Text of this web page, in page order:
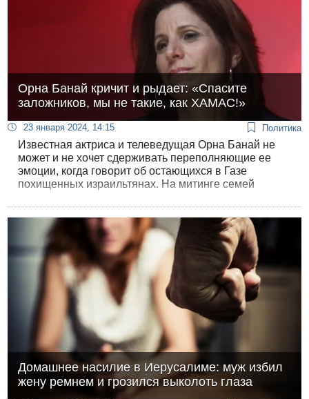
Орна Банай кричит и рыдает: «Спасите
заложников, мы не такие, как ХАМАС!»
23 января 2024, 14:15 Политика
Известная актриса и телеведущая Орна Банай не
может и не хочет сдерживать переполняющие ее
эмоции, когда говорит об остающихся в Газе
похищенных израильтянах. На митинге семей
душераздирающими криками боли и отчаяния. В
интервью Равиву Друкеру она объяснила, что с 7
октября не может спать, мысль о том, что кто-то
сомневается в необходимости спасти людей, для
нее физически непереносима.
Домашнее насилие в Иерусалиме: муж избил
жену ремнем и грозился выколоть глаза